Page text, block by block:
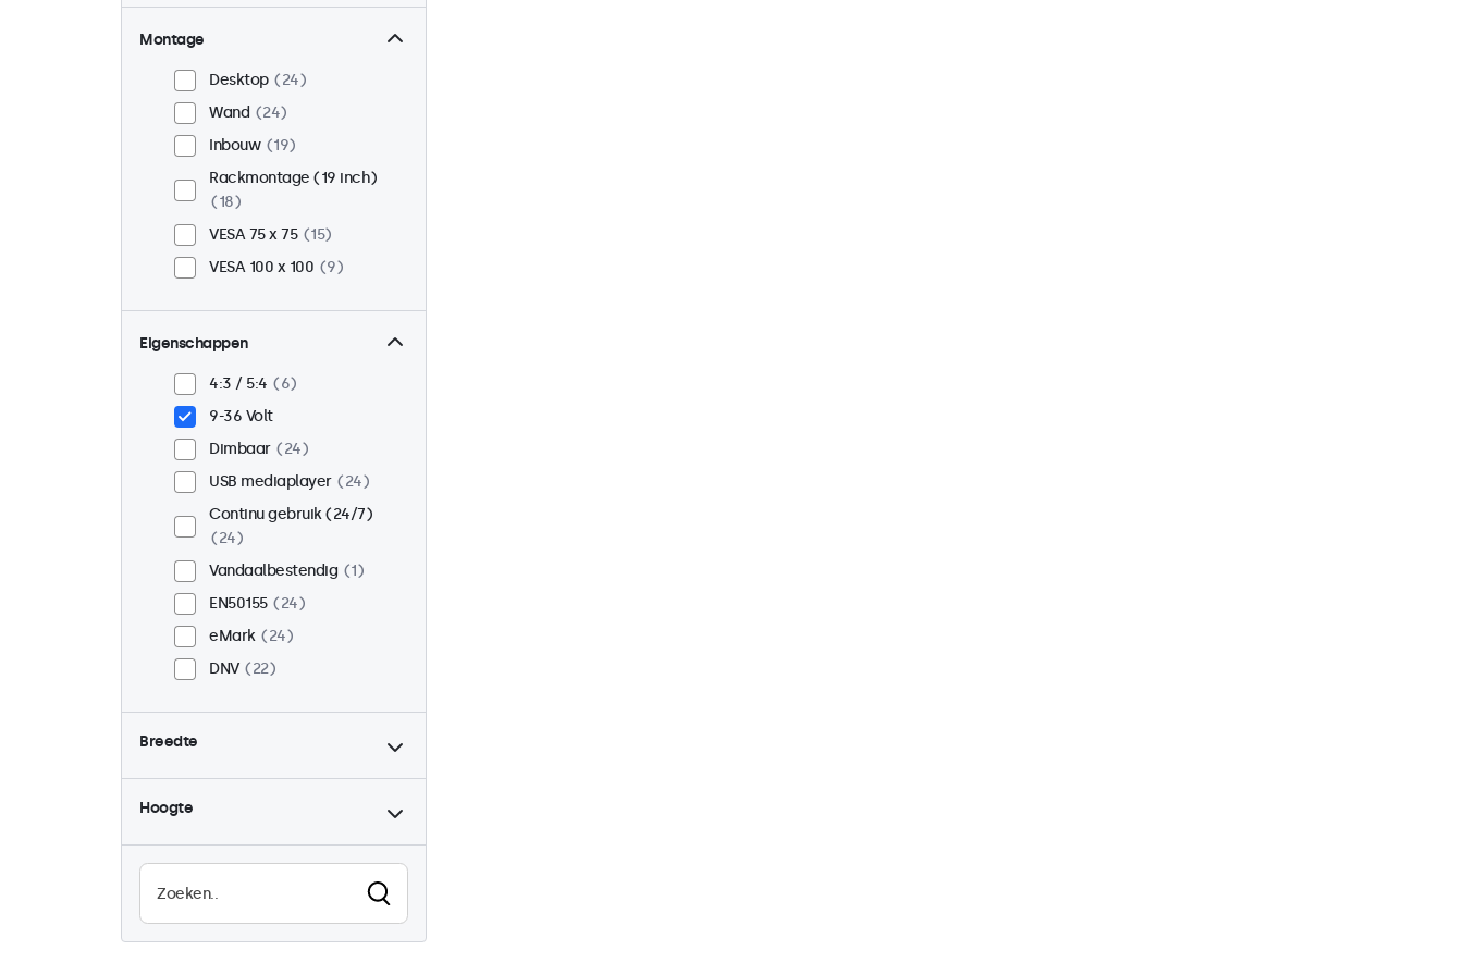
Montage
Desktop
24
Wand
24
Inbouw
19
Rackmontage (19 inch)
18
VESA 75 x 75
15
VESA 100 x 100
9
Eigenschappen
4:3 / 5:4
6
9-36 Volt
Dimbaar
24
USB mediaplayer
24
Continu gebruik (24/7)
24
Vandaalbestendig
1
EN50155
24
eMark
24
DNV
22
Breedte
Hoogte